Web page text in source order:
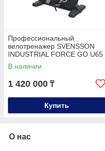
Профессиональный
велотренажер SVENSSON
INDUSTRIAL FORCE GO U65
В наличии
1 420 000 ₸
Купить
О нас